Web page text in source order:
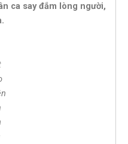
ca say đắm lòng người,